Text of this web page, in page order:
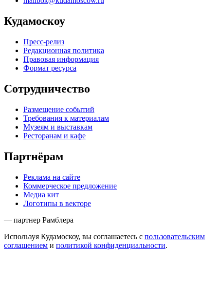
Кудамоскоу
Пресс-релиз
Редакционная политика
Правовая информация
Формат ресурса
Сотрудничество
Размещение событий
Требования к материалам
Музеям и выставкам
Ресторанам и кафе
Партнёрам
Реклама на сайте
Коммерческое предложение
Медиа кит
Логотипы в векторе
— партнер Рамблера
Используя Кудамоскоу, вы соглашаетесь с пользовательским
соглашением и политикой конфиденциальности.